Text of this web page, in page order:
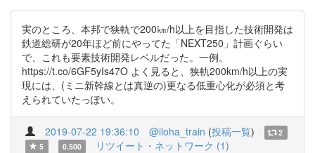
実のところ、本邦で狭軌で200㎞/h以上を目指した技術開発は
鉄道総研が20年ほど前にやってた「NEXT250」計画ぐらい
で、これも要素技術開発レベルだった。一例。
https://t.co/6GF5yIs47O よく見ると、狭軌200km/h以上の実
現には、(ミニ新幹線とは真逆の)更なる低重心化が必須と考
えられていたっぽい。
2019-07-22 19:36:10 @iloha_train (投稿一覧)
2
5
0.500 リツイート・ネットワーク (1)